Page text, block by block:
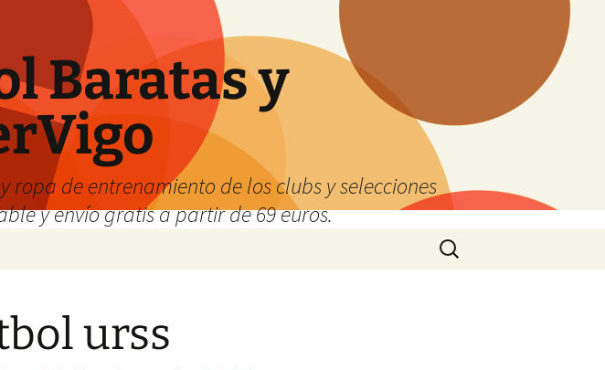
Baratas y
de entrenamiento de los clubs y selecciones
y envío gratis a partir de 69 euros.
Buscar:
urss